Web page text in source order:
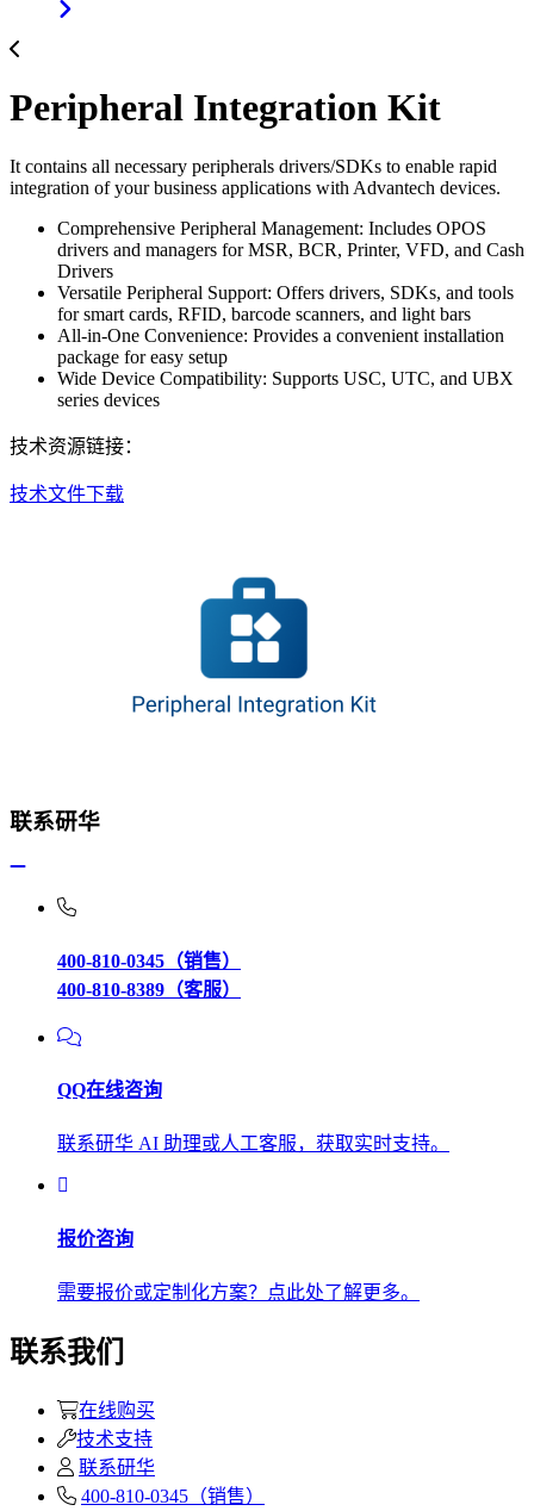
Peripheral Integration Kit
It contains all necessary peripherals drivers/SDKs to enable rapid
integration of your business applications with Advantech devices.
Comprehensive Peripheral Management: Includes OPOS
drivers and managers for MSR, BCR, Printer, VFD, and Cash
Drivers
Versatile Peripheral Support: Offers drivers, SDKs, and tools
for smart cards, RFID, barcode scanners, and light bars
All-in-One Convenience: Provides a convenient installation
package for easy setup
Wide Device Compatibility: Supports USC, UTC, and UBX
series devices
技术资源链接：
技术文件下载
联系研华
400-810-0345（销售）
400-810-8389（客服）
QQ在线咨询
联系研华 AI 助理或人工客服，获取实时支持。
报价咨询
需要报价或定制化方案？点此处了解更多。
联系我们
在线购买
技术支持
联系研华
400-810-0345（销售）